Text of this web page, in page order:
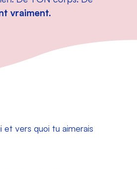
vraiment.
et vers quoi tu aimerais